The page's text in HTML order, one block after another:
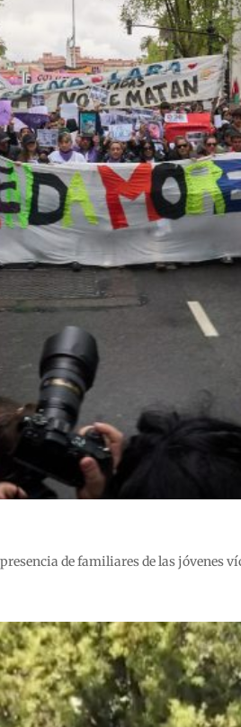
de familiares de las